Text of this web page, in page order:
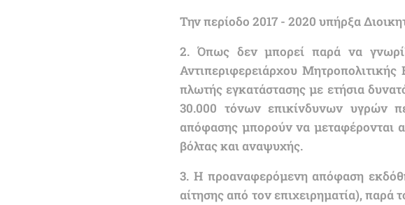
Την περίοδο 2017 - 2020 υπήρξα
2. Όπως δεν μπορεί παρά να
Αντιπεριφερειάρχου
πλωτής εγκατάστασης με ετήσια
30.000 τόνων επικίνδυνων υγρών
απόφασης μπορούν να μεταφέρονται
βόλτας και αναψυχής.
3. Η προαναφερόμενη απόφαση
αίτησης από τον επιχειρηματία),